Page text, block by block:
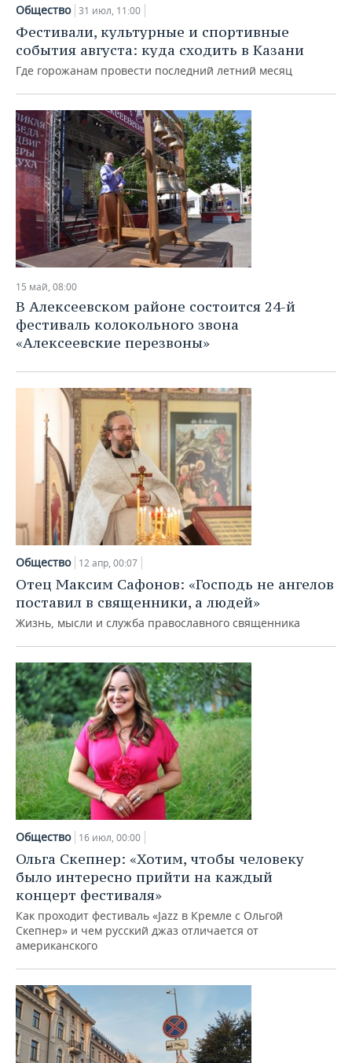
НЕФТЕХИМИЯ
НЕФТЬ
ОПК
ЭНЕРГЕТИКА
РОЗНИЧНАЯ ТОРГОВЛЯ
ТРАНСПОРТ
НОВОСТИ ТЕХНОЛОГИЙ
IT
ТЕЛЕКОММУНИКАЦИИ
МЕРОПРИЯТИЯ
НОВОСТИ МЕРОПРИЯТИЙ
БИЗНЕС-БРАНЧИ
ONLINE-КОНФЕРЕНЦИИ
ОТКРЫТАЯ ЛЕКЦИЯ
СПОРТ
ФУТБОЛ
ХОККЕЙ
БАСКЕТБОЛ
ВОЛЕЙБОЛ
КИБЕРСПОРТ
ФИГУРНОЕ КАТАНИЕ
ВОДНЫЕ ВИДЫ СПОРТА
ХОККЕЙ С МЯЧОМ
НОВОСТИ ОБЩЕСТВА
ВЛАСТЬ
ИНФРАСТРУКТУРА
ИСТОРИЯ
КУЛЬТУРА
МЕДИЦИНА
ПРОИСШЕСТВИЯ
ФОТОГАЛЕРЕЯ
СЮЖЕТЫ
СПРАВОЧНИК
СПИСОК ПЕРСОН
СПИСОК КОМПАНИЙ
ПОЛНАЯ ВЕРСИЯ
Общество 31 июл, 11:00
Фестивали, культурные и спортивные
события августа: куда сходить в Казани
Где горожанам провести последний летний месяц
15 май, 08:00
В Алексеевском районе состоится 24-й
фестиваль колокольного звона
«Алексеевские перезвоны»
Общество 12 апр, 00:07
Отец Максим Сафонов: «Господь не ангелов
поставил в священники, а людей»
Жизнь, мысли и служба православного священника
Общество 16 июл, 00:00
Ольга Скепнер: «Хотим, чтобы человеку
было интересно прийти на каждый
концерт фестиваля»
Как проходит фестиваль «Jazz в Кремле с Ольгой
Скепнер» и чем русский джаз отличается от
американского